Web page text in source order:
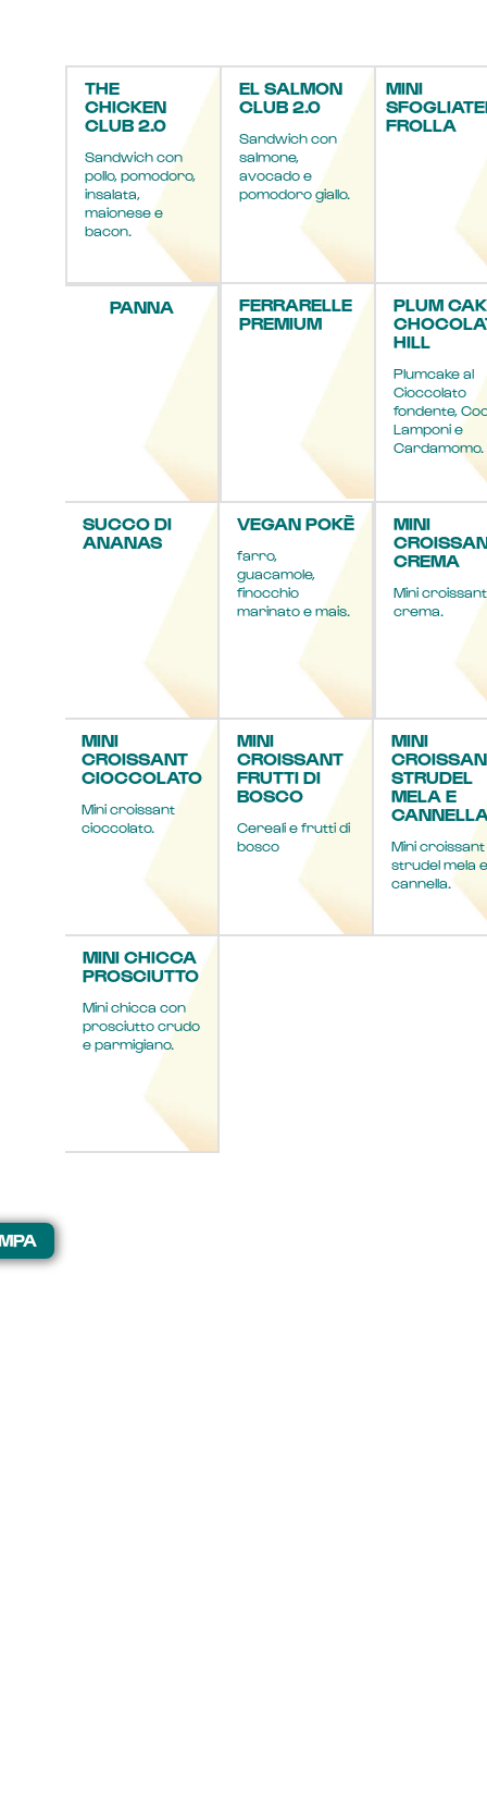
THE
CHICKEN
CLUB 2.0
Sandwich con
pollo, pomodoro,
insalata,
maionese e
bacon.
EL SALMON
CLUB 2.0
Sandwich con
salmone,
avocado e
pomodoro giallo.
MINI
FROLLA
PANNA
FERRARELLE
PREMIUM
PLUM
HILL
Plumcake al
Cioccolato
fondente,
Lamponi e
Cardamomo.
SUCCO DI
ANANAS
VEGAN POKÈ
farro,
guacamole,
finocchio
marinato e mais.
MINI
CREMA
Mini croissant
crema.
MINI
CROISSANT
CIOCCOLATO
Mini croissant
cioccolato.
MINI
CROISSANT
FRUTTI DI
BOSCO
Cereali e frutti di
bosco
MINI
STRUDEL
MELA E
Mini croissant
strudel mela e
cannella.
MINI CHICCA
PROSCIUTTO
Mini chicca con
prosciutto crudo
e parmigiano.